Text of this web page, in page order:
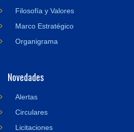
Filosofía y Valores
Marco Estratégico
Organigrama
Novedades
Alertas
Circulares
Licitaciones